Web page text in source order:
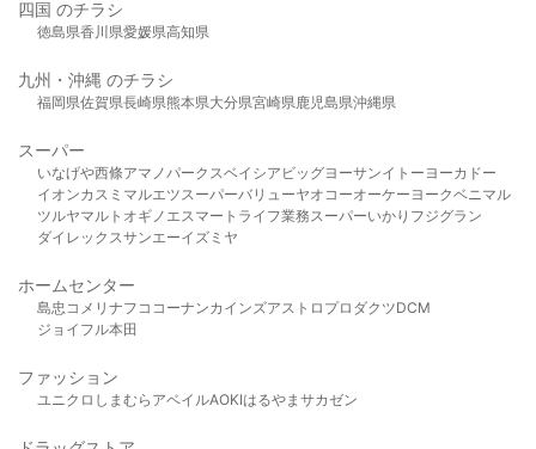
四国 のチラシ
徳島県香川県愛媛県高知県
九州・沖縄 のチラシ
福岡県佐賀県長崎県熊本県大分県宮崎県鹿児島県沖縄県
スーパー
いなげや西條アマノパークスベイシア ビッグヨーサンイトーヨーカドー
イオンカスミ マルエツスーパーバリューヤオコーオーケー ヨークベニマル
ツルヤマルト オギノ エスマート ライフ業務スーパーいかり フジグラン
ダイレックスサンエーイズミヤ
ホームセンター
島忠 コメリ ナフコ コーナンカインズアストロプロダクツDCM
ジョイフル本田
ファッション
ユニクロ しまむら アベイルAOKIはるやま サカゼン